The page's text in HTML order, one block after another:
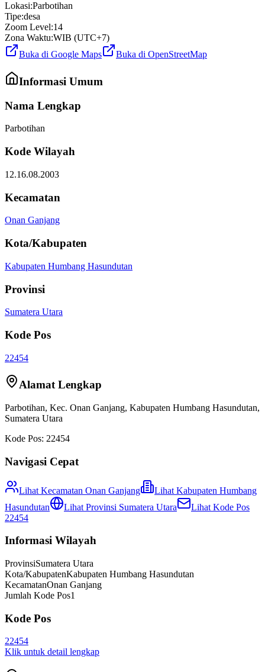
Lokasi:Parbotihan
Tipe:desa
Zoom Level:14
Zona Waktu:WIB (UTC+7)
Buka di Google Maps
Buka di OpenStreetMap
Informasi Umum
Nama Lengkap
Parbotihan
Kode Wilayah
12.16.08.2003
Kecamatan
Onan Ganjang
Kota/Kabupaten
Kabupaten Humbang Hasundutan
Provinsi
Sumatera Utara
Kode Pos
22454
Alamat Lengkap
Parbotihan, Kec. Onan Ganjang, Kabupaten Humbang Hasundutan,
Sumatera Utara
Kode Pos: 22454
Navigasi Cepat
Lihat Kecamatan Onan Ganjang Lihat Kabupaten Humbang
Hasundutan
Lihat Provinsi Sumatera Utara
Lihat Kode Pos
22454
Informasi Wilayah
ProvinsiSumatera Utara
Kota/KabupatenKabupaten Humbang Hasundutan
KecamatanOnan Ganjang
Jumlah Kode Pos1
Kode Pos
22454
Klik untuk detail lengkap